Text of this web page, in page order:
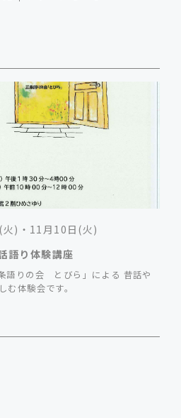
)・11月10日(火)
語り体験講座
語りの会 とびら」による 昔話や
む体験会です。